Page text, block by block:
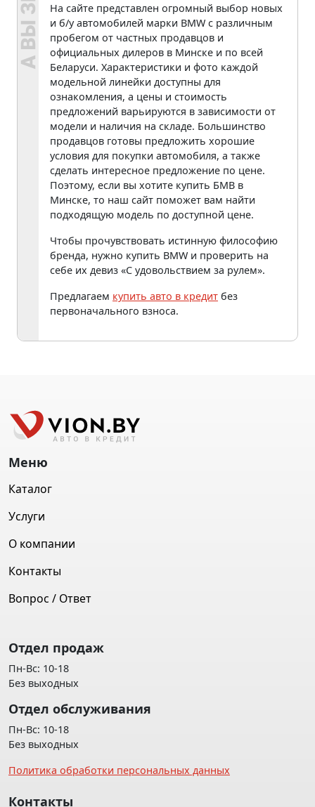
На сайте представлен огромный выбор новых
и б/у автомобилей марки BMW с различным
пробегом от частных продавцов и
официальных дилеров в Минске и по всей
Беларуси. Характеристики и фото каждой
модельной линейки доступны для
ознакомления, а цены и стоимость
предложений варьируются в зависимости от
модели и наличия на складе. Большинство
продавцов готовы предложить хорошие
условия для покупки автомобиля, а также
сделать интересное предложение по цене.
Поэтому, если вы хотите купить БМВ в
Минске, то наш сайт поможет вам найти
подходящую модель по доступной цене.
Чтобы прочувствовать истинную философию
бренда, нужно купить BMW и проверить на
себе их девиз «С удовольствием за рулем».
Предлагаем купить авто в кредит без
первоначального взноса.
Меню
Каталог
Услуги
О компании
Контакты
Вопрос / Ответ
Отдел продаж
Пн-Вс: 10-18
Без выходных
Отдел обслуживания
Пн-Вс: 10-18
Без выходных
Политика обработки персональных данных
Контакты